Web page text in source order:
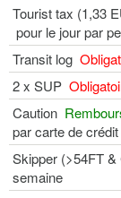
Tourist tax (1,33
pour le jour par
Transit log
2 x SUP
Caution
par carte de
Skipper (>54FT
semaine